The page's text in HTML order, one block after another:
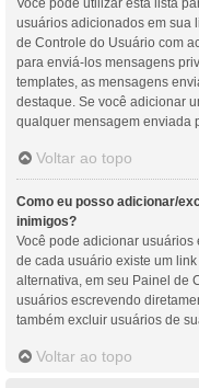
Você pode utilizar esta lista
usuários adicionados em sua
de Controle do Usuário com
para enviá-los mensagens
templates, as mensagens
destaque. Se você adicionar
qualquer mensagem enviada
Voltar ao topo
Como eu posso adicionar/
inimigos?
Você pode adicionar usuários
de cada usuário existe um
alternativa, em seu Painel de
usuários escrevendo
também excluir usuários de
Voltar ao topo